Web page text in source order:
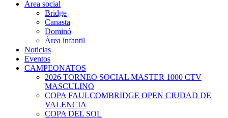
Área social
Bridge
Canasta
Dominó
Área infantil
Noticias
Eventos
CAMPEONATOS
2026 TORNEO SOCIAL MASTER 1000 CTV
MASCULINO
COPA FAULCOMBRIDGE OPEN CIUDAD DE
VALENCIA
COPA DEL SOL